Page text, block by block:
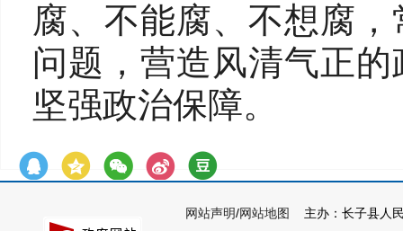
腐、不能腐、不想腐
问题，营造风清气正
坚强政治保障。
网站声明/网站地图
主办：长子县人